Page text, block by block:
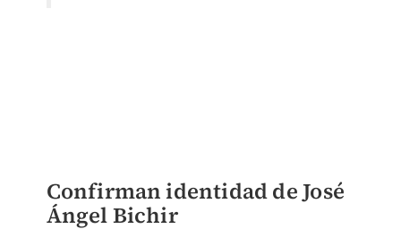
Confirman identidad de José
Ángel Bichir